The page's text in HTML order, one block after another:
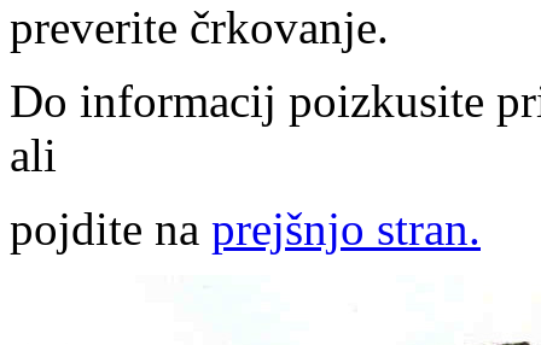
preverite črkovanje.
Do informacij poizkusite
ali
pojdite na prejšnjo stran.